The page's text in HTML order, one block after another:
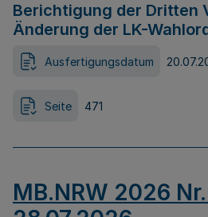
Berichtigung der Dritten
Änderung der LK-
Ausfertigungsdatum
Seite 471
MB.NRW 2026